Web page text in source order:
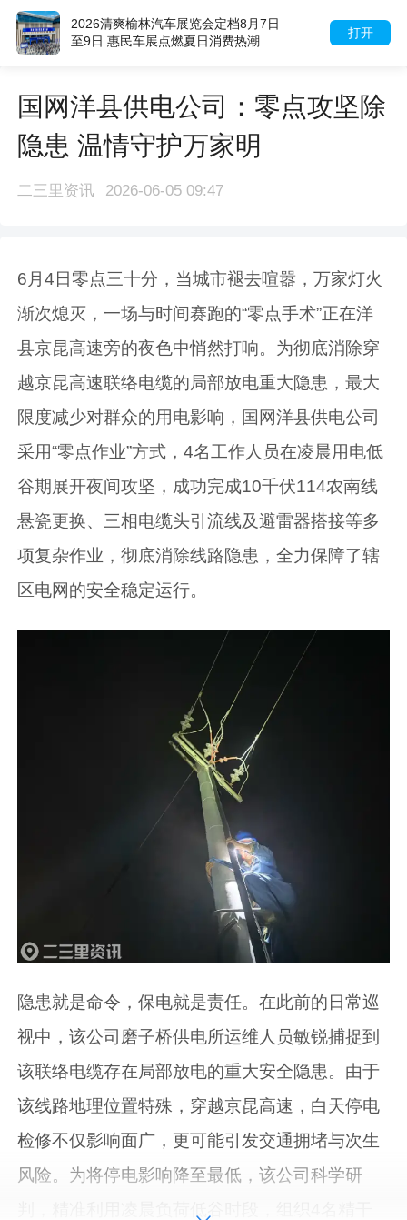
打开
2026清爽榆林汽车展览会定档8月7日
至9日 惠民车展点燃夏日消费热潮
国网洋县供电公司：零点攻坚除
隐患 温情守护万家明
二三里资讯 2026-06-05 09:47
6月4日零点三十分，当城市褪去喧嚣，万家灯火
渐次熄灭，一场与时间赛跑的“零点手术”正在洋
县京昆高速旁的夜色中悄然打响。为彻底消除穿
越京昆高速联络电缆的局部放电重大隐患，最大
限度减少对群众的用电影响，国网洋县供电公司
采用“零点作业”方式，4名工作人员在凌晨用电低
谷期展开夜间攻坚，成功完成10千伏114农南线
悬瓷更换、三相电缆头引流线及避雷器搭接等多
项复杂作业，彻底消除线路隐患，全力保障了辖
区电网的安全稳定运行。
隐患就是命令，保电就是责任。在此前的日常巡
视中，该公司磨子桥供电所运维人员敏锐捕捉到
该联络电缆存在局部放电的重大安全隐患。由于
该线路地理位置特殊，穿越京昆高速，白天停电
检修不仅影响面广，更可能引发交通拥堵与次生
风险。为将停电影响降至最低，该公司科学研